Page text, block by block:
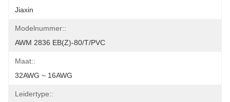
Jiaxin
Modelnummer::
AWM 2836 EB(Z)-80/T/PVC
Maat::
32AWG ~ 16AWG
Leidertype::